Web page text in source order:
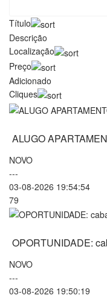
Título
Descrição
Localização
Preço
Adicionado
Cliques
ALUGO
NOVO
---
03-08-2026 19:54:54
79
OPORTUNIDADE:
NOVO
---
03-08-2026 19:50:19